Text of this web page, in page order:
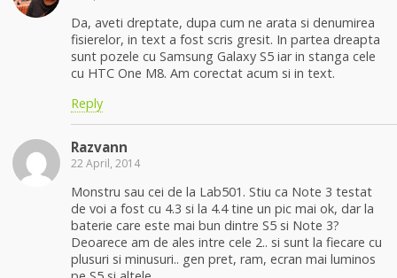
Da, aveti dreptate, dupa cum ne arata si denumirea
fisierelor, in text a fost scris gresit. In partea dreapta
sunt pozele cu Samsung Galaxy S5 iar in stanga cele
cu HTC One M8. Am corectat acum si in text.
Reply
Razvann
22 April, 2014
Monstru sau cei de la Lab501. Stiu ca Note 3 testat
de voi a fost cu 4.3 si la 4.4 tine un pic mai ok, dar la
baterie care este mai bun dintre S5 si Note 3?
Deoarece am de ales intre cele 2.. si sunt la fiecare cu
plusuri si minusuri.. gen pret, ram, ecran mai luminos